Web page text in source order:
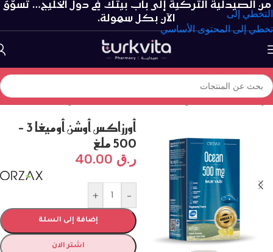
التخطي إلى
تخطي إلى المحتوى الأساسي
من الصيدلية التركية إلى باب بيتك في دول الخليج… تسوّق
الآن بكل سهولة.
الرئيسية/الفيتامينات و المكملات الغذائية/سلسلة الأوميغا
أورزاكس أوشن أوميغا 3 –
500 ملغ
ر.ق
-
+
إضافة إلى السلة
اشتر الان